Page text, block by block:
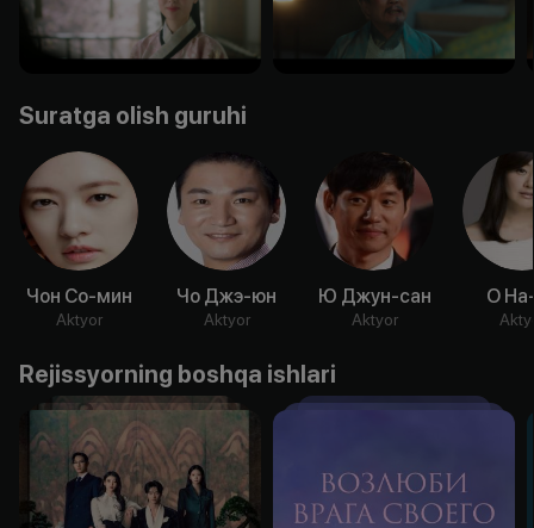
Suratga olish guruhi
Чон Со-мин
Aktyor
Чо Джэ-юн
Aktyor
Ю Джун-сан
Aktyor
О
Rejissyorning boshqa ishlari